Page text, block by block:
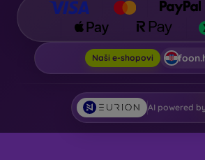
Naši e-shopovi
AI powered by